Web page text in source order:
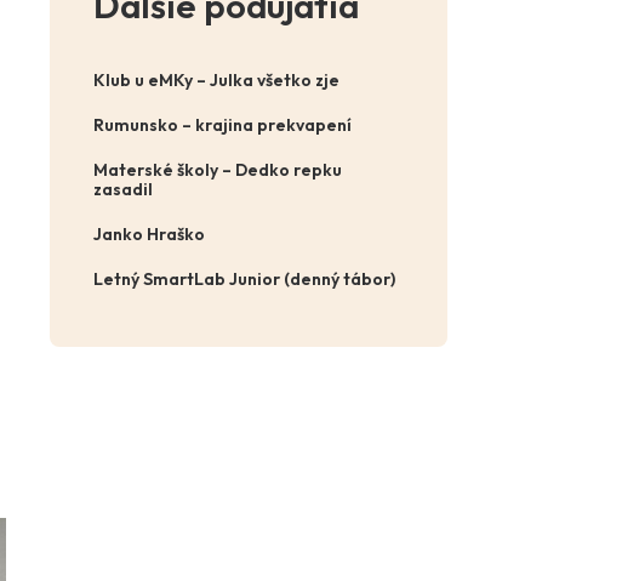
Klub u eMKy – Julka všetko zje
Rumunsko – krajina prekvapení
Materské školy – Dedko repku
zasadil
Janko Hraško
Letný SmartLab Junior (denný tábor)